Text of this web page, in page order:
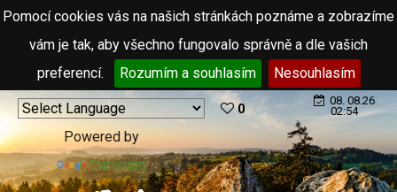
Pomocí cookies vás na našich stránkách poznáme a zobrazíme
vám je tak, aby všechno fungovalo správně a dle vašich
preferencí.
Rozumím a souhlasím Nesouhlasím
Powered by
Translate
0
08. 08.26
02:54